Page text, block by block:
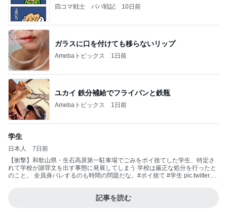
四コマ戦士 パパ戦記 10日前
ガラスに口を付けても移らないリップ
Amebaトピックス 1日前
ユカイ 鉄分補給でフライパンと鉄瓶
Amebaトピックス 1日前
学生
日本人
7日前
【衝撃】和歌山県・生石高原第一駐車場でごみをポイ捨てした学生、特定さ
れて学校が謝罪文を出す事態に発展してしまう 学校は厳正な処分を行ったと
のこと。 全員身バレするのも時間の問題だな。#ポイ捨て #学生 pic.twitter.co
記事を読む